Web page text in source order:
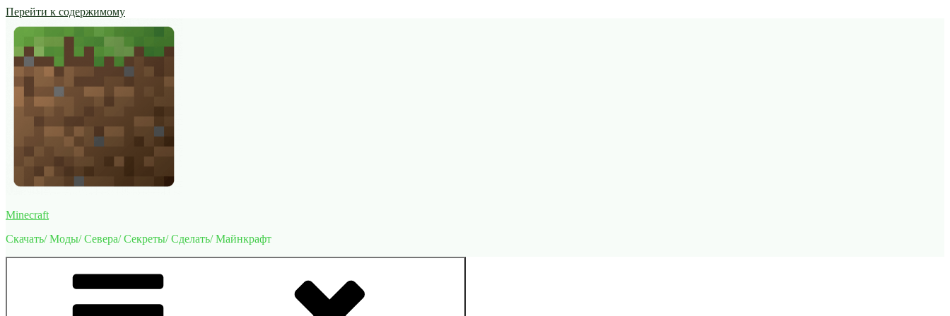
Перейти к содержимому
Minecraft
Скачать/ Моды/ Севера/ Секреты/ Сделать/ Майнкрафт